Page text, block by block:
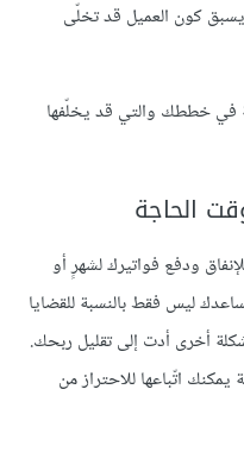
يسبق كون العميل قد تخلّى
في خططك والتي قد يخلّفها
ودفع فواتيرك لشهرٍ أو
ليس فقط بالنسبة للقضايا
أخرى أدت إلى تقليل ربحك.
اتّباعها للاحتراز من